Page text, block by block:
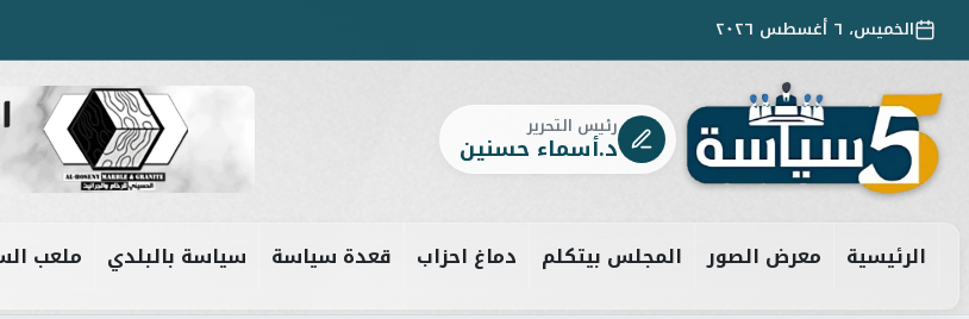
الخميس، ٦ أغسطس ٢٠٢٦
رئيس التحرير
د.أسماء حسنين
الرئيسية معرض الصور المجلس بيتكلم دماغ احزاب قعدة سياسة سياسة بالبلدي ملعب